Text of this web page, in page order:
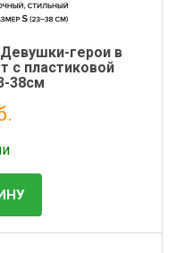
герои в
с пластиковой
38см